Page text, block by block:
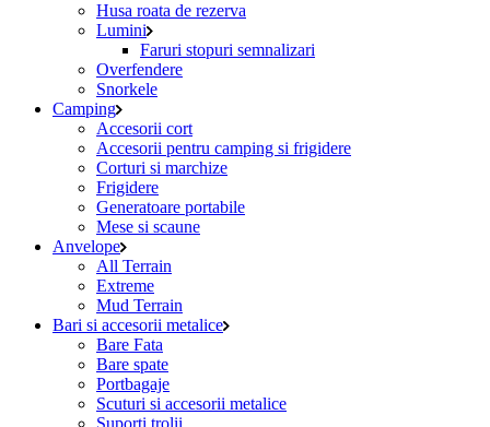
Husa roata de rezerva
Lumini
Faruri stopuri semnalizari
Overfendere
Snorkele
Camping
Accesorii cort
Accesorii pentru camping si frigidere
Corturi si marchize
Frigidere
Generatoare portabile
Mese si scaune
Anvelope
All Terrain
Extreme
Mud Terrain
Bari si accesorii metalice
Bare Fata
Bare spate
Portbagaje
Scuturi si accesorii metalice